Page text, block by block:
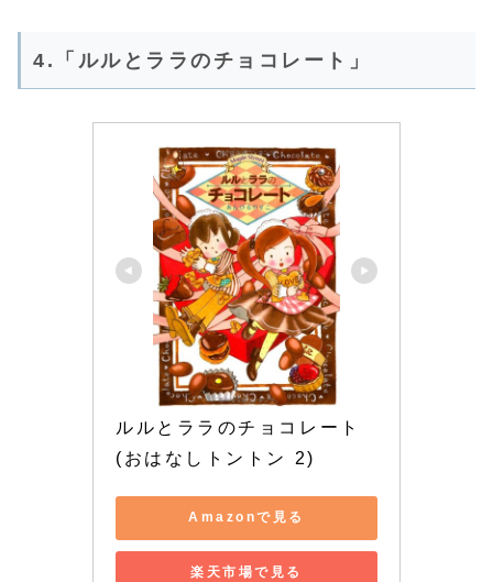
4.「ルルとララのチョコレート」
ルルとララのチョコレート
(おはなしトントン 2)
Amazonで見る
楽天市場で見る